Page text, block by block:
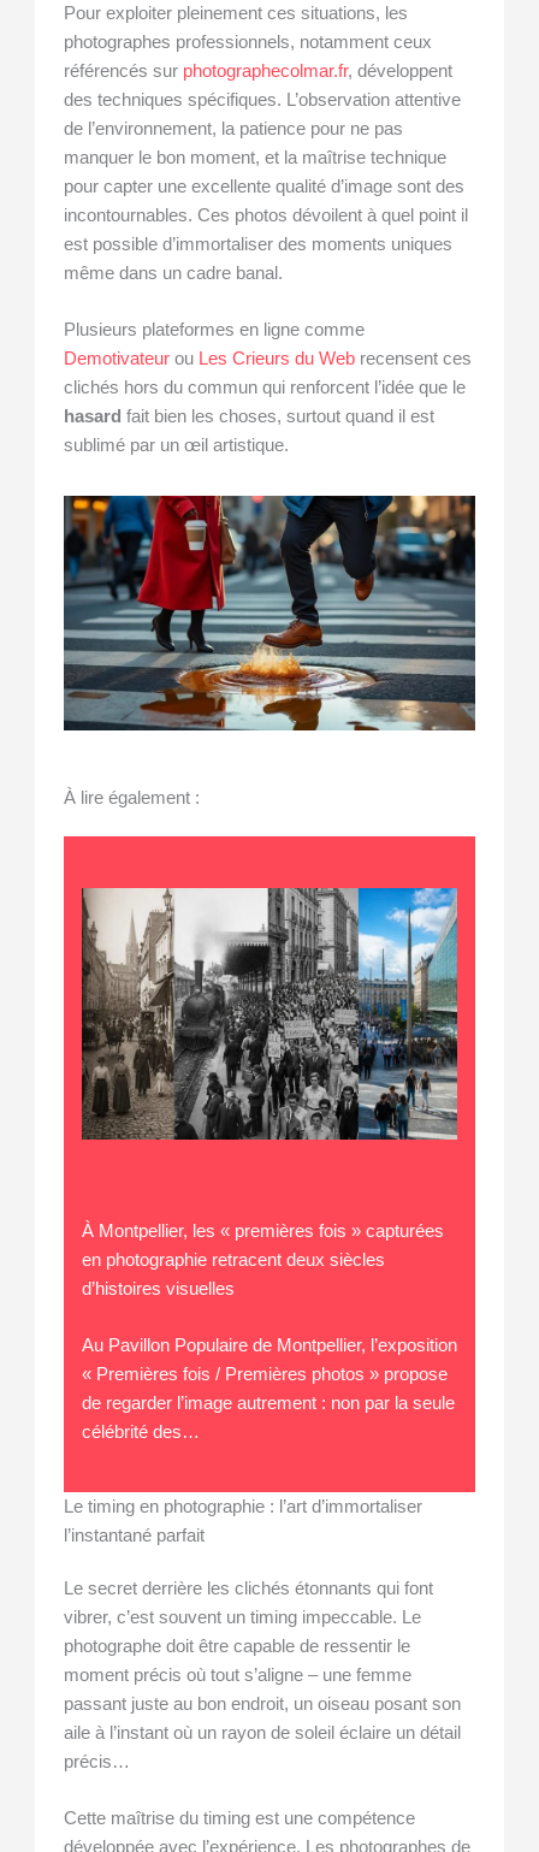
Pour exploiter pleinement ces situations, les
photographes professionnels, notamment ceux
référencés sur photographecolmar.fr, développent
des techniques spécifiques. L’observation attentive
de l’environnement, la patience pour ne pas
manquer le bon moment, et la maîtrise technique
pour capter une excellente qualité d’image sont des
incontournables. Ces photos dévoilent à quel point il
est possible d’immortaliser des moments uniques
même dans un cadre banal.
Plusieurs plateformes en ligne comme
Demotivateur ou Les Crieurs du Web recensent ces
clichés hors du commun qui renforcent l’idée que le
hasard fait bien les choses, surtout quand il est
sublimé par un œil artistique.
À lire également :
À Montpellier, les « premières fois » capturées
en photographie retracent deux siècles
d’histoires visuelles
Au Pavillon Populaire de Montpellier, l’exposition
« Premières fois / Premières photos » propose
de regarder l’image autrement : non par la seule
célébrité des…
Le timing en photographie : l’art d’immortaliser
l’instantané parfait
Le secret derrière les clichés étonnants qui font
vibrer, c’est souvent un timing impeccable. Le
photographe doit être capable de ressentir le
moment précis où tout s’aligne – une femme
passant juste au bon endroit, un oiseau posant son
aile à l’instant où un rayon de soleil éclaire un détail
précis…
Cette maîtrise du timing est une compétence
développée avec l’expérience. Les photographes de